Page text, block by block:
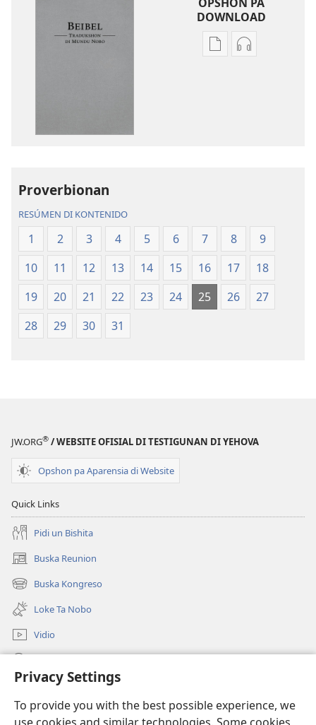
Privacy Settings
To provide you with the best possible experience, we
DOWNLOAD
OpshonOpshon
Proverbionan
RESÚMEN DI KONTENIDO
1 2 3 4 5 6 7 8
9
10
11 12 13 14 15 16 17
18
19
20 21 22 23 24 25 26
27
28
29 30 31
JW.ORG® / WEBSITE OFISIAL DI TESTIGUNAN DI YEHOVA
Opshon pa Aparensia di Website
Quick Links
Pidi un Bishita
Buska Reunion
(opens
new
window)
Buska Kongreso
(opens
new
window)
Loke Ta Nobo
Vidio
(opens